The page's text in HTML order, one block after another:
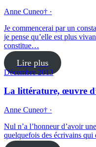
Anne Cuneo† ·
Je commencerai par un
je pense qu’elle est plus
constitue…
Lire plus
Décembre 2013
La littérature, œuvre
Anne Cuneo† ·
Nul n’a l’honneur d’avoir
quelquefois des écrivains